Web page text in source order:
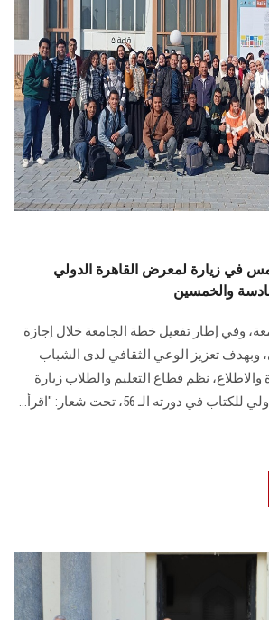
في زيارة لمعرض القاهرة الدولي
والخمسين
وفي إطار تفعيل خطة ‏الجامعة خلال إجازة
وبهدف تعزيز الوعي الثقافي لدى الشباب
نظم قطاع التعليم والطلاب زيارة
إلى معرض القاهرة الدولي ‏للكتاب في دورته الـ 56، تحت شعار: "اقرأ…